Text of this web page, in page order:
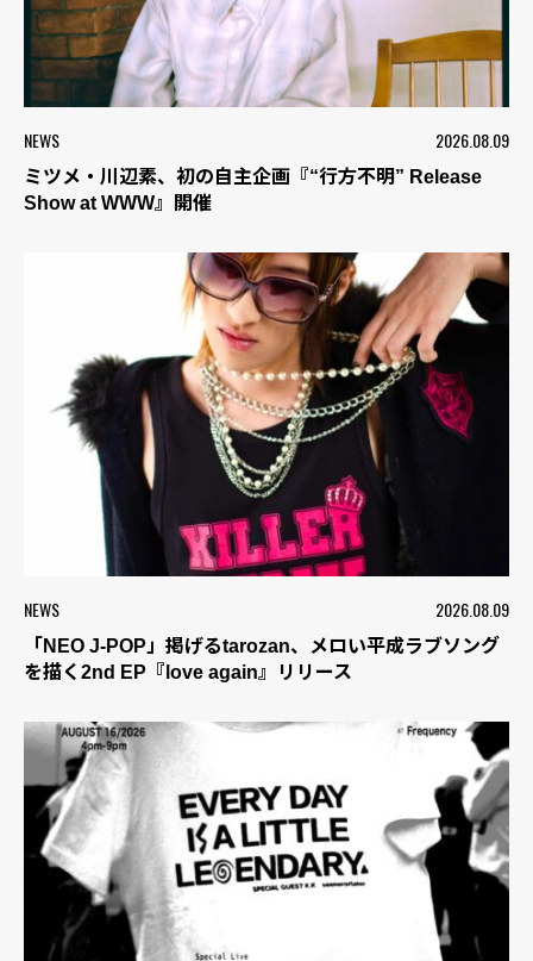
NEWS 2026.08.09
ミツメ・川辺素、初の自主企画『“行方不明” Release
Show at WWW』開催
NEWS 2026.08.09
「NEO J-POP」掲げるtarozan、メロい平成ラブソング
を描く2nd EP『love again』リリース